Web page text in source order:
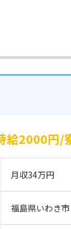
給2000円
月収34万円
福島県いわき市